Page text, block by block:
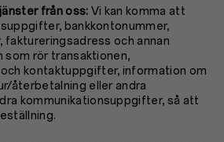
från oss: Vi kan komma att
bankkontonummer,
och annan
som rör transaktionen,
kontaktuppgifter, information om
återbetalning eller andra
kommunikationsuppgifter, så att